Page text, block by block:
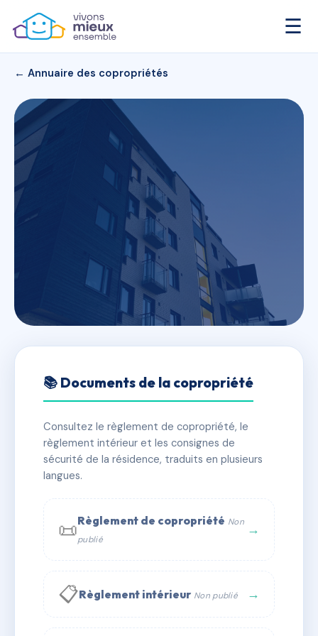
☰
← Annuaire des copropriétés
SAINT FRANCOIS
✓ Immatriculée 🏠 148 lots 🏗 1 bâtiment(s)
📞 Contacter Syndic Digital
📚 Documents de la copropriété
Consultez le règlement de copropriété, le
règlement intérieur et les consignes de
sécurité de la résidence, traduits en plusieurs
langues.
📜Règlement de copropriété Non
publié
→
📋Règlement intérieur Non publié →